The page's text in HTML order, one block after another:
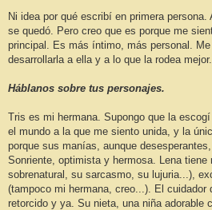
Ni idea por qué escribí en primera
se quedó. Pero creo que es porque me
principal. Es más íntimo, más personal.
desarrollarla a ella y a lo que la rodea mejor.
Háblanos sobre tus personajes.
Tris es mi hermana. Supongo que la
el mundo a la que me siento unida, y la
porque sus manías, aunque
Sonriente, optimista y hermosa. Lena
sobrenatural, su sarcasmo, su lujuria...),
(tampoco mi hermana, creo...). El cuidador
retorcido y ya. Su nieta, una niña adorable